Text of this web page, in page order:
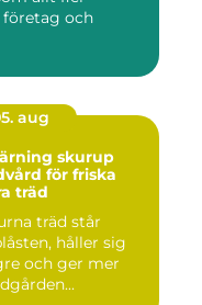
företag och
aug
skurup
för friska
träd
träd står
håller sig
och ger mer